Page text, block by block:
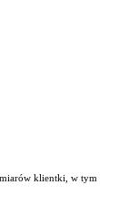
klientki, w tym